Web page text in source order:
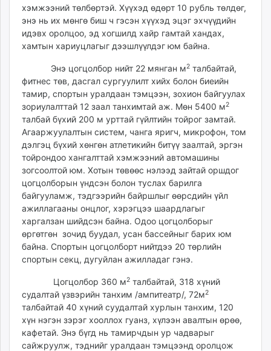
хэмжээний төлбөртэй. Хүүхэд өдөрт 10 рубль төлдөг,
энэ нь их мөнгө биш ч гэсэн хүүхэд эцэг эхчүүдийн
идэвх оролцоо, эд хогшилд хайр гамтай хандах,
хамтын хариуцлагыг дээшлүүлдэг юм байна.
Энэ цогцолбор нийт 22 мянган м2 талбайтай,
фитнес төв, дасгал сургуулилт хийх болон биеийн
тамир, спортын уралдаан тэмцээн, зохион байгуулах
зориулалттай 12 заал танхимтай аж. Мөн 5400 м2
талбай бүхий 200 м урттай гүйлтийн тойрог замтай.
Агааржуулалтын систем, чанга яригч, микрофон, том
дэлгэц бүхий хөнгөн атлетикийн битүү заалтай, эргэн
тойрондоо хангалттай хэмжээний автомашины
зогсоолтой юм. Хотын төвөөс нэлээд зайтай оршдог
цогцолборын үндсэн болон туслах барилга
байгууламж, тэдгээрийн байршлыг өөрсдийн үйл
ажиллагааны онцлог, хэрэгцээ шаардлагыг
харгалзан шийдсэн байна. Одоо цогцолборыг
өргөтгөн зочид буудал, усан бассейныг барих юм
байна. Спортын цогцолборт нийтдээ 20 төрлийн
спортын секц, дугуйлан ажилладаг гэнэ.
Цогцолбор 360 м2 талбайтай, 318 хүний
судалтай үзвэрийн танхим /ампитеатр/, 72м2
талбайтай 40 хүний суудалтай хурлын танхим, 120
хүн нэгэн зэрэг хооллох гуанз, хүлээн авалтын өрөө,
кафетай. Энэ бүгд нь тамирчдын ур чадварыг
сайжруулж, тэднийг уралдаан тэмцээнд оролцож